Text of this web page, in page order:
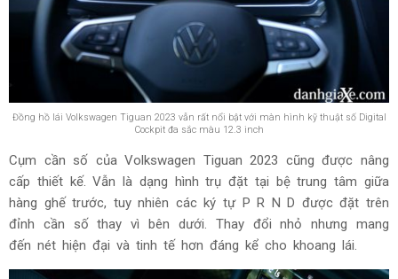
Đồng hồ lái Volkswagen Tiguan 2023 vẫn rất nổi bật với màn hình kỹ thuật số Digital
Cockpit đa sắc màu 12.3 inch
Cụm cần số của Volkswagen Tiguan 2023 cũng được nâng
cấp thiết kế. Vẫn là dạng hình trụ đặt tại bệ trung tâm giữa
hàng ghế trước, tuy nhiên các ký tự P R N D được đặt trên
đỉnh cần số thay vì bên dưới. Thay đổi nhỏ nhưng mang
đến nét hiện đại và tinh tế hơn đáng kể cho khoang lái.